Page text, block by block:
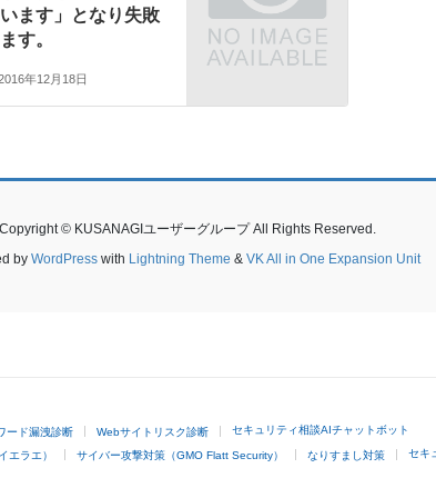
ます」となり失敗
す。
年12月18日
Copyright © KUSANAGIユーザーグループ All Rights Reserved.
by WordPresswith Lightning Theme & VK All in One Expansion Unit
ード漏洩診断 Webサイトリスク診断 セキュリティ相談AIチャットボット
エラエ） サイバー攻撃対策（GMO Flatt Security） なりすまし対策 セキ